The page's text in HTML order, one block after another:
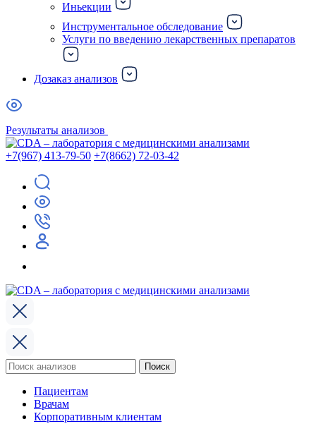
Иньекции
Инструментальное обследование
Услуги по введению лекарственных препаратов
Дозаказ анализов
Результаты анализов
+7(967) 413-79-50 +7(8662) 72-03-42
Поиск
по:
Поиск
Пациентам
Врачам
Корпоративным клиентам